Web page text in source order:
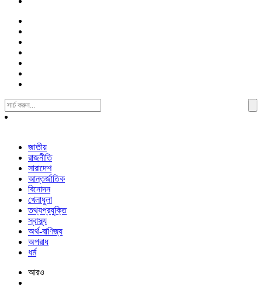
Search
For:
জাতীয়
রাজনীতি
সারাদেশ
আন্তর্জাতিক
বিনোদন
খেলাধুলা
তথ্যপ্রযুক্তি
স্বাস্থ্য
অর্থ-বাণিজ্য
অপরাধ
ধর্ম
আরও